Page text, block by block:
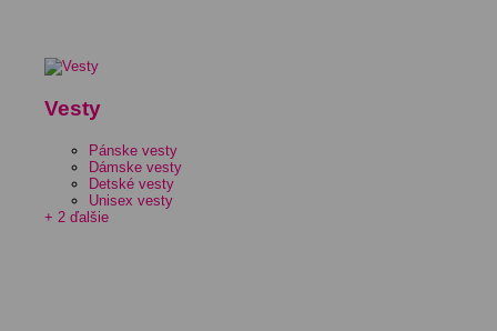
Vesty
Pánske vesty
Dámske vesty
Detské vesty
Unisex vesty
+ 2 ďalšie